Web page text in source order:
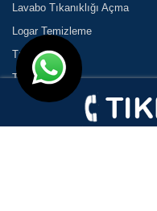
Lavabo Tıkanıklığı Açma
Logar Temizleme
Tıkanık Açma
Tıkanıklık
Tıkanıklık Açma
Tuvalet Açma